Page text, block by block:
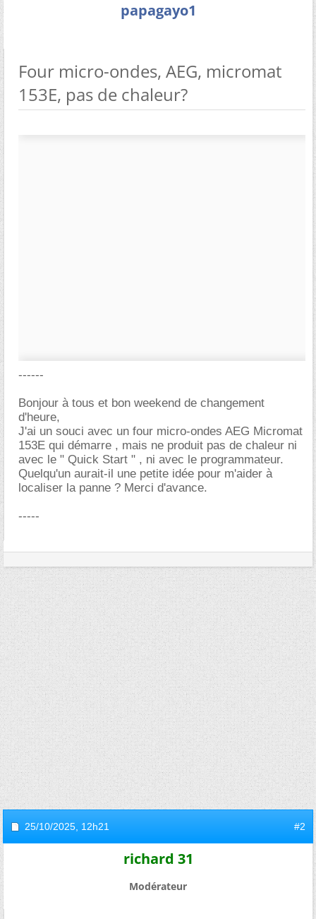
papagayo1
Four micro-ondes, AEG, micromat
153E, pas de chaleur?
------
Bonjour à tous et bon weekend de changement
d'heure,
J'ai un souci avec un four micro-ondes AEG Micromat
153E qui démarre , mais ne produit pas de chaleur ni
avec le " Quick Start " , ni avec le programmateur.
Quelqu'un aurait-il une petite idée pour m'aider à
localiser la panne ? Merci d'avance.
-----
25/10/2025, 12h21 #2
richard 31
Modérateur